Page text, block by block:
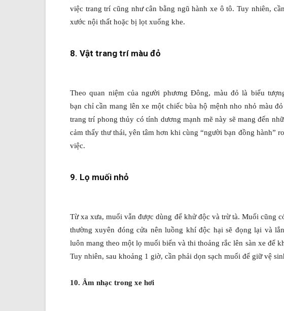
việc trang trí cũng như cân bằng ngũ hành xe ô tô. Tuy nhiên,
xước nội thất hoặc bị lọt xuống khe.
8. Vật trang trí màu đỏ
Theo quan niệm của người phương Đông, màu đỏ là biểu
bạn chỉ cần mang lên xe một chiếc bùa hộ mệnh nho nhỏ màu
trang trí phong thủy có tính dương mạnh mẽ này sẽ mang đến
cảm thấy thư thái, yên tâm hơn khi cùng “người bạn đồng hành”
việc.
9. Lọ muối nhỏ
Từ xa xưa, muối vẫn được dùng để khử độc và trừ tà. Muối cũng
thường xuyên đóng cửa nên luồng khí độc hại sẽ đọng lại và
luôn mang theo một lọ muối biển và thi thoảng rắc lên sàn xe để
Tuy nhiên, sau khoảng 1 giờ, cần phải dọn sạch muối để giữ vệ
10. Âm nhạc trong xe hơi